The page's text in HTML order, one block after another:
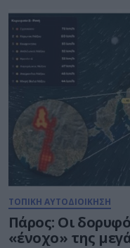
ΤΟΠΙΚΗ ΑΥΤΟΔΙΟΙΚΗΣΗ
Πάρος: Οι
«ένοχο» της